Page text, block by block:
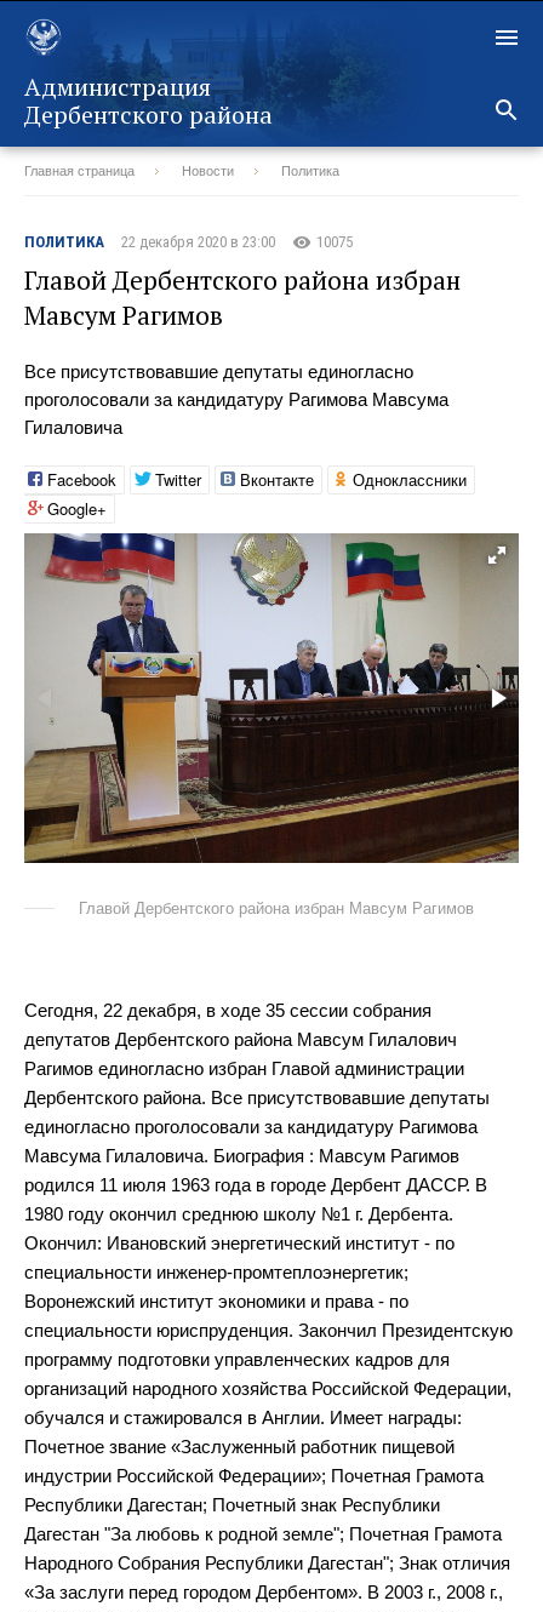
Администрация
Дербентского района
Главная страница Новости Политика
ПОЛИТИКА 22 декабря 2020 в 23:00 10075
Главой Дербентского района избран
Мавсум Рагимов
Все присутствовавшие депутаты единогласно
проголосовали за кандидатуру Рагимова Мавсума
Гилаловича
Facebook Twitter Вконтакте
Одноклассники
Google+
Главой Дербентского района избран Мавсум Рагимов
Сегодня, 22 декабря, в ходе 35 сессии собрания
депутатов Дербентского района Мавсум Гилалович
Рагимов единогласно избран Главой администрации
Дербентского района. Все присутствовавшие депутаты
единогласно проголосовали за кандидатуру Рагимова
Мавсума Гилаловича. Биография : Мавсум Рагимов
родился 11 июля 1963 года в городе Дербент ДАССР. В
1980 году окончил среднюю школу №1 г. Дербента.
Окончил: Ивановский энергетический институт - по
специальности инженер-промтеплоэнергетик;
Воронежский институт экономики и права - по
специальности юриспруденция. Закончил Президентскую
программу подготовки управленческих кадров для
организаций народного хозяйства Российской Федерации,
обучался и стажировался в Англии. Имеет награды:
Почетное звание «Заслуженный работник пищевой
индустрии Российской Федерации»; Почетная Грамота
Республики Дагестан; Почетный знак Республики
Дагестан "За любовь к родной земле"; Почетная Грамота
Народного Собрания Республики Дагестан"; Знак отличия
«За заслуги перед городом Дербентом». В 2003 г., 2008 г.,